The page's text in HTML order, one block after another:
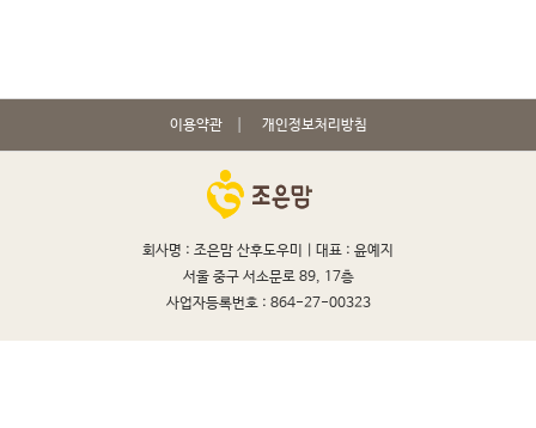
이용약관 개인정보처리방침
회사명 : 조은맘 산후도우미 | 대표 : 윤예지
서울 중구 서소문로 89, 17층
사업자등록번호 : 864-27-00323